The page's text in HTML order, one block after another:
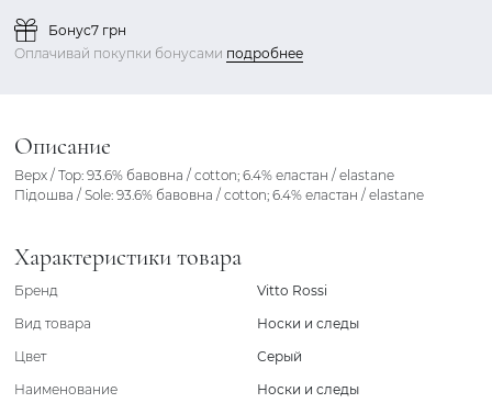
Бонус7 грн
Оплачивай покупки бонусами подробнее
Описание
Верх / Top: 93.6% бавовна / cotton; 6.4% еластан / elastane
Підошва / Sole: 93.6% бавовна / cotton; 6.4% еластан / elastane
Характеристики товара
Бренд
Vitto Rossi
Вид товара
Носки и следы
Цвет
Серый
Наименование
Носки и следы